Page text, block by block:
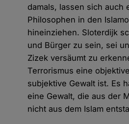
damals, lassen sich auch
Philosophen in den
hineinziehen. Sloterdijk
und Bürger zu sein, sei
Zizek versäumt zu
Terrorismus eine
subjektive Gewalt ist. Es
eine Gewalt, die aus der
nicht aus dem Islam